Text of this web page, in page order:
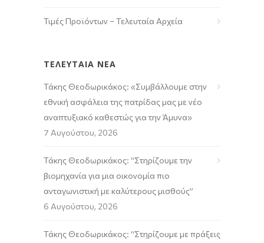
Τιμές Προϊόντων – Τελευταία Αρχεία
ΤΕΛΕΥΤΑΙΑ ΝΕΑ
Τάκης Θεοδωρικάκος: «Συμβάλλουμε στην
εθνική ασφάλεια της πατρίδας μας με νέο
αναπτυξιακό καθεστώς για την Άμυνα»
7 Αυγούστου, 2026
Τάκης Θεοδωρικάκος: “Στηρίζουμε την
βιομηχανία για μια οικονομία πιο
ανταγωνιστική με καλύτερους μισθούς”
6 Αυγούστου, 2026
Τάκης Θεοδωρικάκος: “Στηρίζουμε με πράξεις